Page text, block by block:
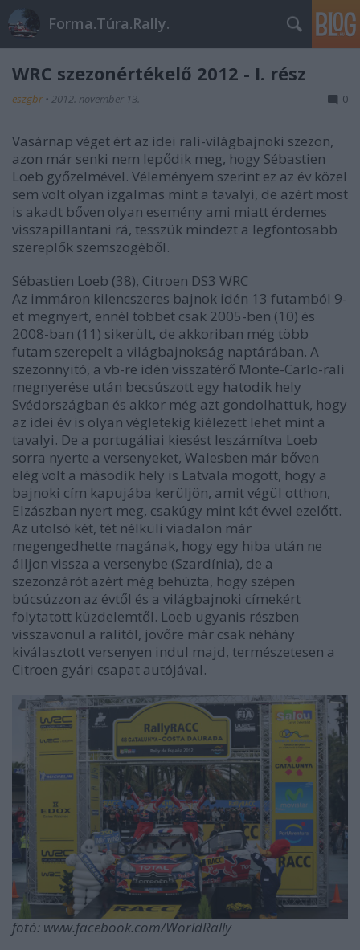
Forma.Túra.Rally.
WRC szezonértékelő 2012 - I. rész
eszgbr • 2012. november 13. 0
Vasárnap véget ért az idei rali-világbajnoki szezon,
azon már senki nem lepődik meg, hogy Sébastien
Loeb győzelmével. Véleményem szerint ez az év közel
sem volt olyan izgalmas mint a tavalyi, de azért most
is akadt bőven olyan esemény ami miatt érdemes
visszapillantani rá, tesszük mindezt a legfontosabb
szereplők szemszögéből.
Sébastien Loeb (38), Citroen DS3 WRC
Az immáron kilencszeres bajnok idén 13 futamból 9-
et megnyert, ennél többet csak 2005-ben (10) és
2008-ban (11) sikerült, de akkoriban még több
futam szerepelt a világbajnokság naptárában. A
szezonnyitó, a vb-re idén visszatérő Monte-Carlo-rali
megnyerése után becsúszott egy hatodik hely
Svédországban és akkor még azt gondolhattuk, hogy
az idei év is olyan végletekig kiélezett lehet mint a
tavalyi. De a portugáliai kiesést leszámítva Loeb
sorra nyerte a versenyeket, Walesben már bőven
elég volt a második hely is Latvala mögött, hogy a
bajnoki cím kapujába kerüljön, amit végül otthon,
Elzászban nyert meg, csakúgy mint két évvel ezelőtt.
Az utolsó két, tét nélküli viadalon már
megengedhette magának, hogy egy hiba után ne
álljon vissza a versenybe (Szardínia), de a
szezonzárót azért még behúzta, hogy szépen
búcsúzzon az évtől és a világbajnoki címekért
folytatott küzdelemtől. Loeb ugyanis részben
visszavonul a ralitól, jövőre már csak néhány
kiválasztott versenyen indul majd, természetesen a
Citroen gyári csapat autójával.
fotó: www.facebook.com/WorldRally